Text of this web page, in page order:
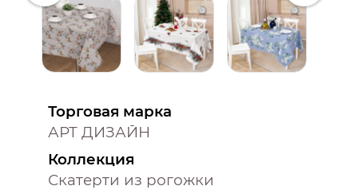
Торговая марка
АРТ ДИЗАЙН
Коллекция
Скатерти из рогожки